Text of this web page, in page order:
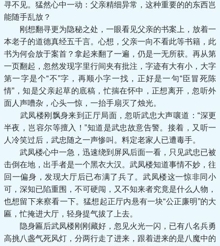
寻不见。猛然心中一动：父亲精细异常，这种重要的的东西岂
能随手乱放？
刚想翻寻更为隐秘之处，一眼看见父亲的书案上，放着一
本老子的道德真经五千言。心想，父亲一向不看此等书籍，此
书为何会放于案首？拿起来翻了一遍，仍是一无所获。再从第
一页翻起，忽然发现字里行间夹有批注，字迹有大有小，大字
第一字是个“不”字，再顺小字一找，正好是一句“臣冒死陈
情”，知是父亲起草的底稿，忙揣在怀中，正想离开，忽听外
面人声嘈杂，心头一惊，一抬手扇灭了烛光。
武凤楼刚飘身来到正厅局面，忽听武忠大声嚷道：“深更
半夜，岂容尔等擅入！”知道是武忠故意告警。接着，又听一
人冷笑过后，武忠随之一声惨叫。料定老家人已遭毒手。
武凤楼心中一急，迅速绕到屏风后面一看，只见武忠已被
击倒在地，出手者是一个黑衣大汉。武凤楼知道事情不妙，往
回一偏身，发现大厅后已布满了兵了。武凤楼这一惊非同小
可，深知已陷重围，不可硬闯，又不知来者究竟是什么人物，
也想留下来察看一下。猛想起正厅内悬有一块“公正廉明”的大
匾，忙掩进大厅，轻身提气拔了上去。
隐身匾后武凤楼刚刚藏好，忽见火光一闪，已有八名兵勇
高挑八盏气死风灯，分两行走了进来，跟着进来的是八魔中的